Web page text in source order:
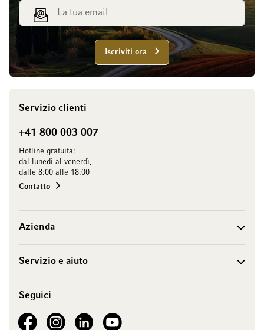
Indirizzo email
Iscriviti ora
Servizio clienti
+41 800 003 007
Hotline gratuita:
dal lunedì al venerdì,
dalle 8:00 alle 18:00
Contatto
Azienda
Servizio e aiuto
Seguici
See our FacebookSee our Instagram account
See our LinkedInSee our YouTube channel